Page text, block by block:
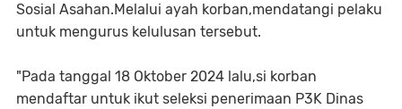
Sosial Asahan.Melalui ayah korban,mendatangi pelaku
untuk mengurus kelulusan tersebut.
"Pada tanggal 18 Oktober 2024 lalu,si korban
mendaftar untuk ikut seleksi penerimaan P3K Dinas